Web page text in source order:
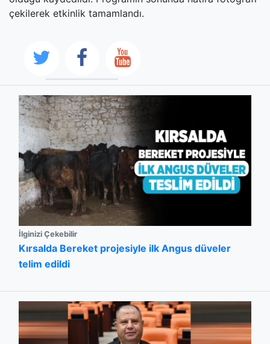
çekilerek etkinlik tamamlandı.
İlginizi Çekebilir
Kırsalda Bereket projesiyle ilk Angus düveler
telim edildi